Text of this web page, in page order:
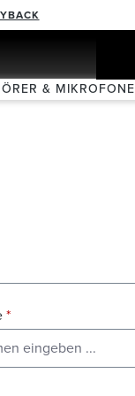
& MIKROFONE
*